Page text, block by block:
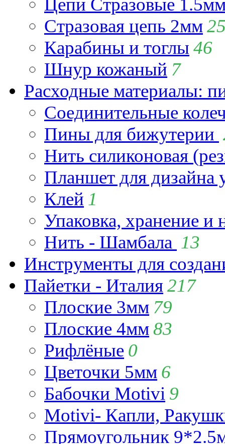
Стразовая цепь 2мм
Карабины и тоглы 46
Шнур кожаный 7
Расходные материалы:
Соединительные
Пины для бижутерии
Нить силиконовая
Планшет для
Клей 1
Упаковка, хранение и
Нить - Шамбала 13
Инструменты для
Пайетки - Италия217
Плоские 3мм 79
Плоские 4мм83
Рифлёные 0
Цветочки 5мм 6
Бабочки Motivi 9
Motivi- Капли,
Прямоугольник